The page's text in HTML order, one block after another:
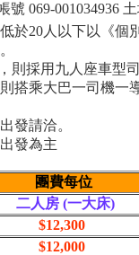
號 069-001034936
於20人以下以《
則採用九人座車型
搭乘大巴一司機一
發請洽。
發為主
團費每位
二人房 (一大床)
$12,300
$12,000